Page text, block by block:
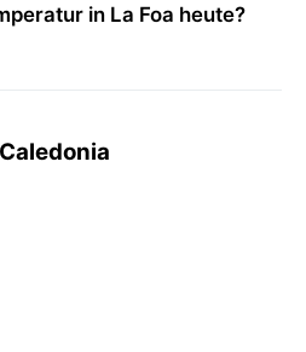
in La Foa heute?